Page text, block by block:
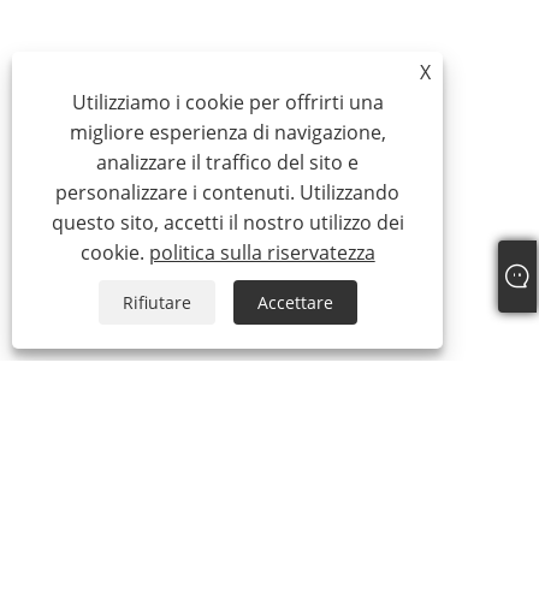
X
Utilizziamo i cookie per offrirti una
migliore esperienza di navigazione,
analizzare il traffico del sito e
personalizzare i contenuti. Utilizzando
questo sito, accetti il ​​nostro utilizzo dei
cookie. politica sulla riservatezza
Rifiutare Accettare